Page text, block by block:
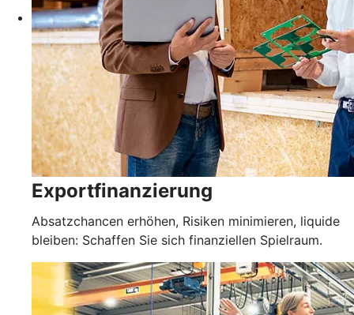
Exportfinanzierung
Absatzchancen erhöhen, Risiken minimieren, liquide
bleiben: Schaffen Sie sich finanziellen Spielraum.